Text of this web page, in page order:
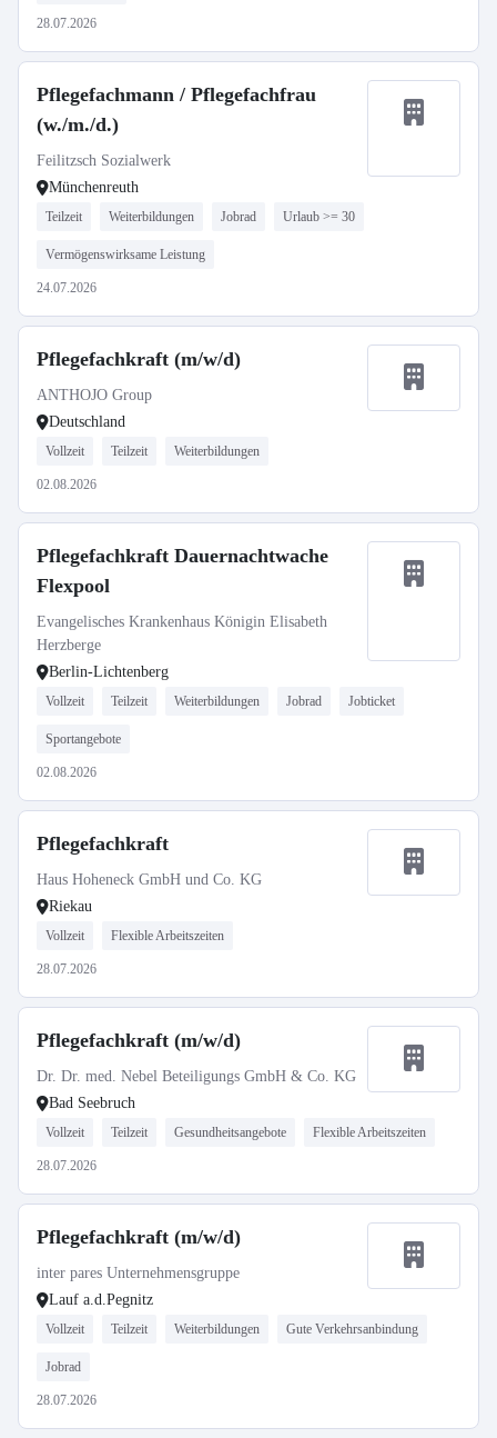
28.07.2026
Pflegefachmann / Pflegefachfrau
(w./m./d.)
Feilitzsch Sozialwerk
Münchenreuth
Teilzeit Weiterbildungen Jobrad Urlaub >= 30
Vermögenswirksame Leistung
24.07.2026
Pflegefachkraft (m/w/d)
ANTHOJO Group
Deutschland
Vollzeit Teilzeit Weiterbildungen
02.08.2026
Pflegefachkraft Dauernachtwache
Flexpool
Evangelisches Krankenhaus Königin Elisabeth
Herzberge
Berlin-Lichtenberg
Vollzeit Teilzeit Weiterbildungen Jobrad Jobticket
Sportangebote
02.08.2026
Pflegefachkraft
Haus Hoheneck GmbH und Co. KG
Riekau
Vollzeit Flexible Arbeitszeiten
28.07.2026
Pflegefachkraft (m/w/d)
Dr. Dr. med. Nebel Beteiligungs GmbH & Co. KG
Bad Seebruch
Vollzeit Teilzeit Gesundheitsangebote Flexible Arbeitszeiten
28.07.2026
Pflegefachkraft (m/w/d)
inter pares Unternehmensgruppe
Lauf a.d.Pegnitz
Vollzeit Teilzeit Weiterbildungen Gute Verkehrsanbindung
Jobrad
28.07.2026